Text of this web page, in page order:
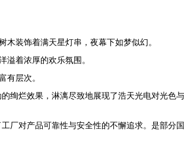
木装饰着满天星灯串，夜幕下如梦似幻。
溢着浓厚的欢乐氛围。
有层次。
烂效果，淋漓尽致地展现了浩天光电对光色与
厂对产品可靠性与安全性的不懈追求。是部分